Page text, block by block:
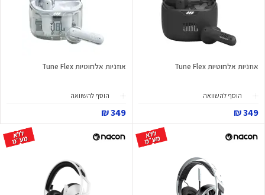
אוזניות אלחוטיות Tune Flex
הוסף להשוואה
349 ₪
אוזניות אלחוטיות Tune Flex
הוסף להשוואה
349 ₪